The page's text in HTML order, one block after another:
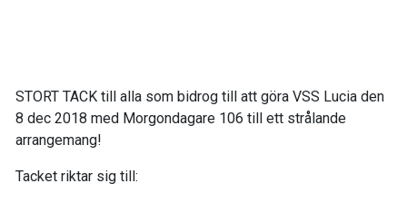
STORT TACK till alla som bidrog till att göra VSS Lucia den
8 dec 2018 med Morgondagare 106 till ett strålande
arrangemang!
Tacket riktar sig till: